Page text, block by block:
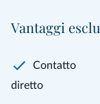
Vantaggi
Contatto
diretto